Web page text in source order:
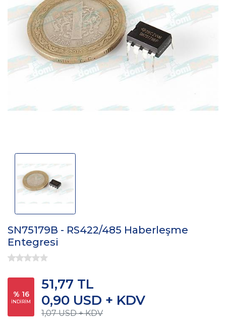
SN75179B - RS422/485 Haberleşme
Entegresi
% 16
İNDİRİM
1,07 USD + KDV
0,90 USD + KDV
51,77 TL